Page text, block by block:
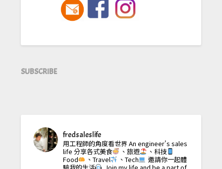
SUBSCRIBE
fredsaleslife
用工程師的角度看世界 An engineer's sales
life 分享各式美食 、旅遊
、科技
Food
、Travel 、Tech
邀請你一起體